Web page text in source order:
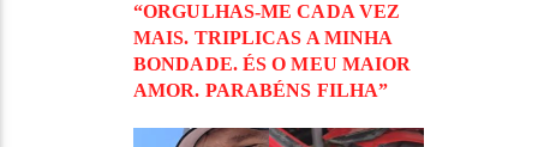
“ORGULHAS-ME CADA VEZ
MAIS. TRIPLICAS A MINHA
BONDADE. ÉS O MEU MAIOR
AMOR. PARABÉNS FILHA”